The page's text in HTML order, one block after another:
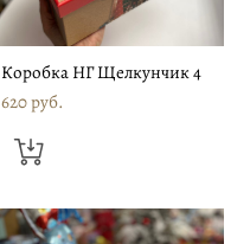
Коробка НГ Щелкунчик 4
620 pуб.